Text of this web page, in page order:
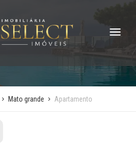
Mato grande Apartamento